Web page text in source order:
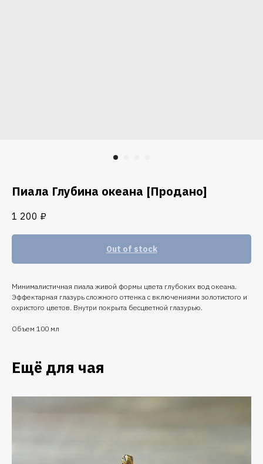
Пиала Глубина океана [Продано]
1 200 ₽
Out of stock
Минималистичная пиала живой формы цвета глубоких вод океана.
Эффектарная глазурь сложного оттенка с включениями золотистого и
охристого цветов. Внутри покрыта бесцветной глазурью.
Объем 100 мл
Ещё для чая